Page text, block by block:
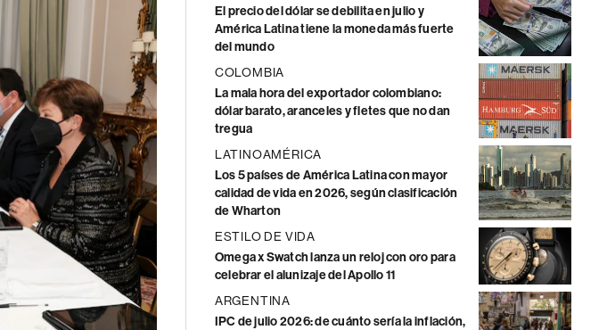
El precio del dólar se debilita en julio y
América Latina tiene la moneda más fuerte
del mundo
COLOMBIA
La mala hora del exportador colombiano:
dólar barato, aranceles y fletes que no dan
tregua
LATINOAMÉRICA
Los 5 países de América Latina con mayor
calidad de vida en 2026, según clasificación
de Wharton
ESTILO DE VIDA
Omega x Swatch lanza un reloj con oro para
celebrar el alunizaje del Apollo 11
ARGENTINA
IPC de julio 2026: de cuánto sería la inflación,